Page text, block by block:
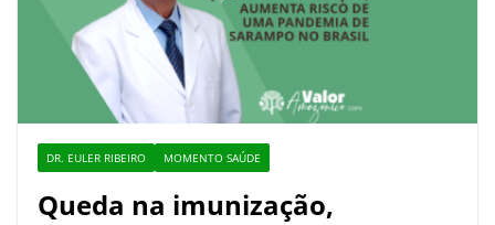
DR. EULER RIBEIRO MOMENTO SAÚDE
Queda na imunização,